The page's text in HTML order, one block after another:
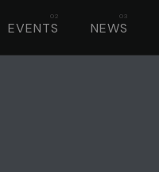
EVENTS NEWS